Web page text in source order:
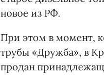
новое из РФ.
При этом в момент,
трубы «Дружба», в
продан